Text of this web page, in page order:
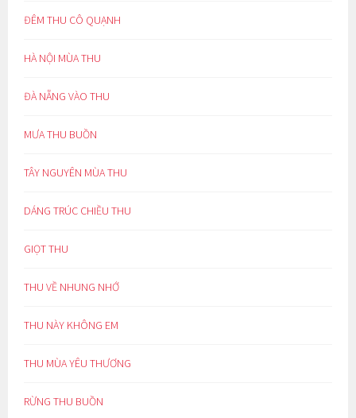
ĐÊM THU CÔ QUẠNH
HÀ NỘI MÙA THU
ĐÀ NẴNG VÀO THU
MƯA THU BUỒN
TÂY NGUYÊN MÙA THU
DÁNG TRÚC CHIỀU THU
GIỌT THU
THU VỀ NHUNG NHỚ
THU NÀY KHÔNG EM
THU MÙA YÊU THƯƠNG
RỪNG THU BUỒN